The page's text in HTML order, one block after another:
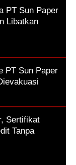
PT Sun Paper
Libatkan
PT Sun Paper
Sertifikat
Tanpa